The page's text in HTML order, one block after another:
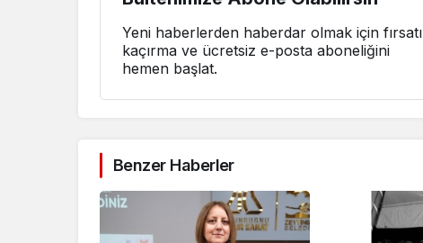
Yeni haberlerden haberdar olmak için fırsatı
kaçırma ve ücretsiz e-posta aboneliğini
hemen başlat.
Benzer Haberler